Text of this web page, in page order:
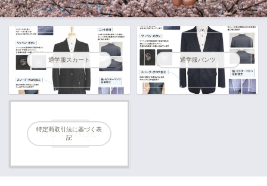
通学服スカート 通学服パンツ
特定商取引法に基づく表
記